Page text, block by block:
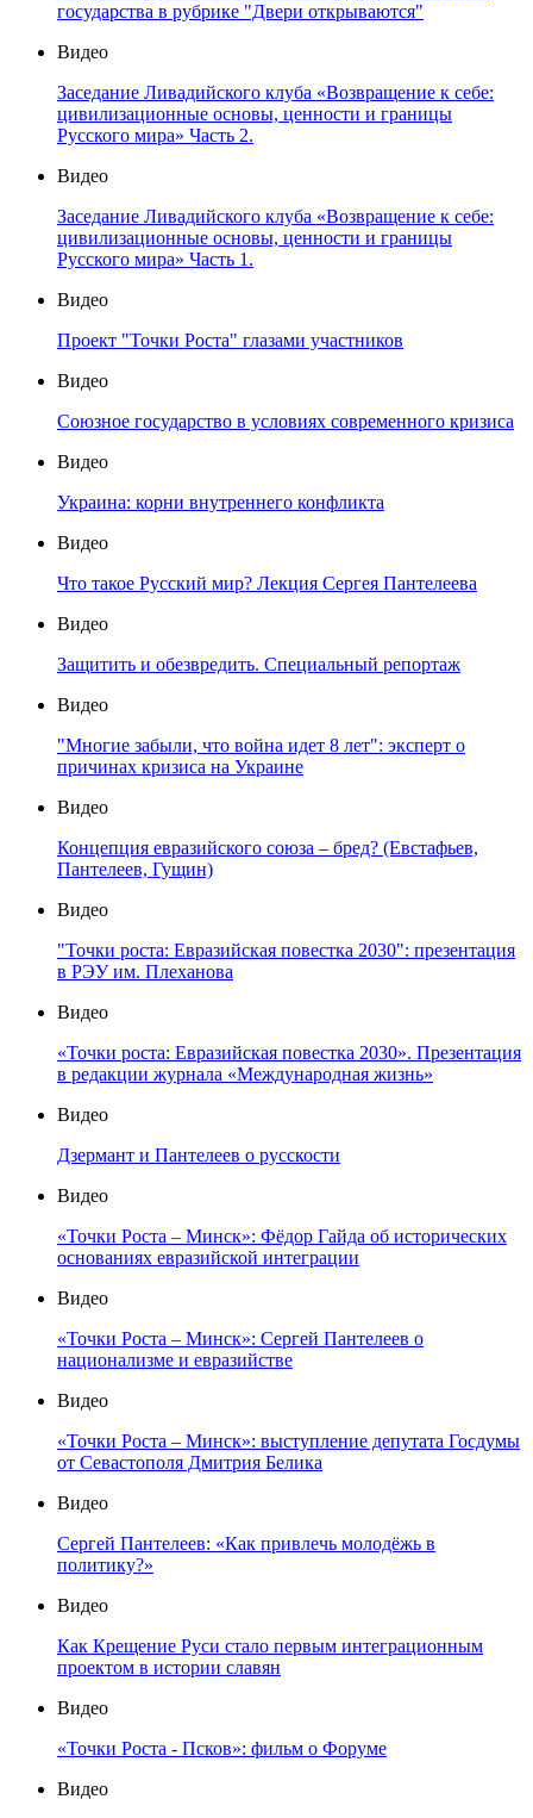
государства в рубрике "Двери открываются"
Видео
Заседание Ливадийского клуба «Возвращение к себе:
цивилизационные основы, ценности и границы
Русского мира» Часть 2.
Видео
Заседание Ливадийского клуба «Возвращение к себе:
цивилизационные основы, ценности и границы
Русского мира» Часть 1.
Видео
Проект "Точки Роста" глазами участников
Видео
Союзное государство в условиях современного кризиса
Видео
Украина: корни внутреннего конфликта
Видео
Что такое Русский мир? Лекция Сергея Пантелеева
Видео
Защитить и обезвредить. Специальный репортаж
Видео
"Многие забыли, что война идет 8 лет": эксперт о
причинах кризиса на Украине
Видео
Концепция евразийского союза – бред? (Евстафьев,
Пантелеев, Гущин)
Видео
"Точки роста: Евразийская повестка 2030": презентация
в РЭУ им. Плеханова
Видео
«Точки роста: Евразийская повестка 2030». Презентация
в редакции журнала «Международная жизнь»
Видео
Дзермант и Пантелеев о русскости
Видео
«Точки Роста – Минск»: Фёдор Гайда об исторических
основаниях евразийской интеграции
Видео
«Точки Роста – Минск»: Сергей Пантелеев о
национализме и евразийстве
Видео
«Точки Роста – Минск»: выступление депутата Госдумы
от Севастополя Дмитрия Белика
Видео
Сергей Пантелеев: «Как привлечь молодёжь в
политику?»
Видео
Как Крещение Руси стало первым интеграционным
проектом в истории славян
Видео
«Точки Роста - Псков»: фильм о Форуме
Видео